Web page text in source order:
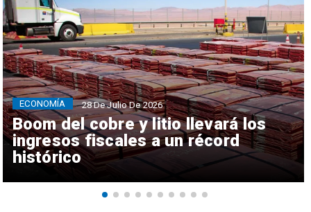
Boom del cobre y litio llevará los
ingresos fiscales a un récord
histórico
ECONOMÍA 28 De Julio De 2026